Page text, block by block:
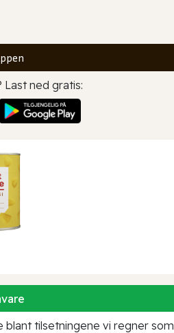
Last ned gratis:
tilsetningene vi regner